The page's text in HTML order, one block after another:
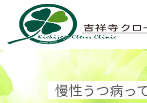
content
慢性うつ病っ